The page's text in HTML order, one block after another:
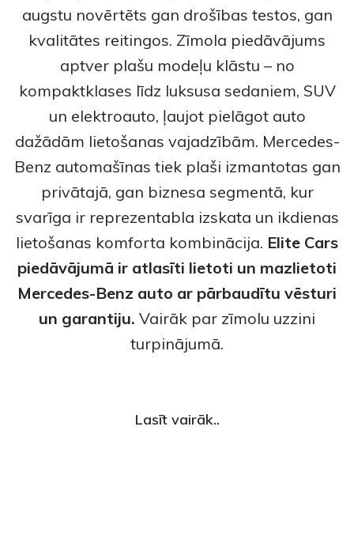
augstu novērtēts gan drošības testos, gan
kvalitātes reitingos. Zīmola piedāvājums
aptver plašu modeļu klāstu – no
kompaktklases līdz luksusa sedaniem, SUV
un elektroauto, ļaujot pielāgot auto
dažādām lietošanas vajadzībām. Mercedes-
Benz automašīnas tiek plaši izmantotas gan
privātajā, gan biznesa segmentā, kur
svarīga ir reprezentabla izskata un ikdienas
lietošanas komforta kombinācija. Elite Cars
piedāvājumā ir atlasīti lietoti un mazlietoti
Mercedes-Benz auto ar pārbaudītu vēsturi
un garantiju. Vairāk par zīmolu uzzini
turpinājumā.
Lasīt vairāk..